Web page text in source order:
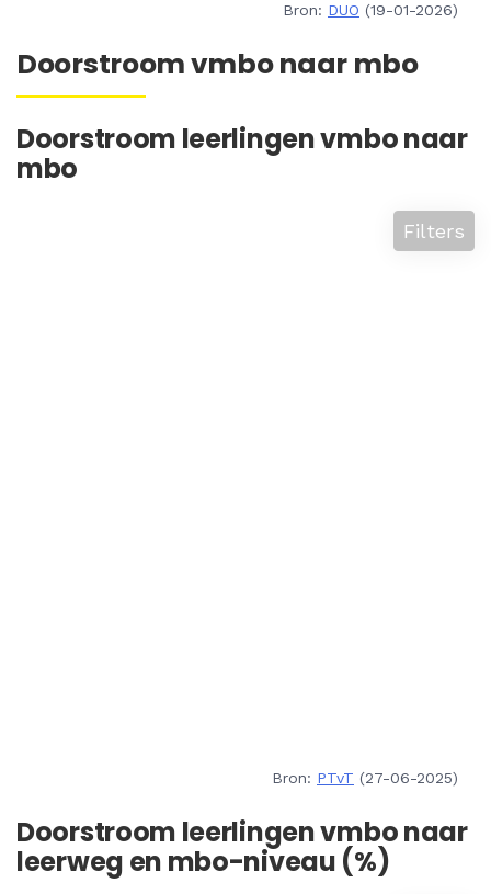
Bron: DUO (19-01-2026)
Doorstroom vmbo naar mbo
Doorstroom leerlingen vmbo naar
mbo
Filters
Bron: PTvT (27-06-2025)
Doorstroom leerlingen vmbo naar
leerweg en mbo-niveau (%)